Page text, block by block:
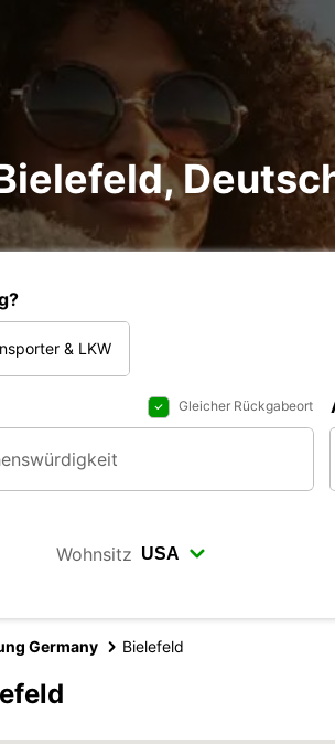
& LKW
Gleicher Rückgabeort
Wohnsitz
Germany Bielefeld